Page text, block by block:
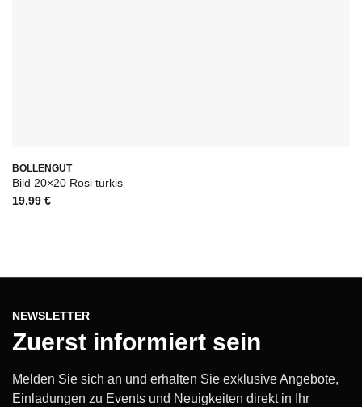
BOLLENGUT
Bild 20×20 Rosi türkis
19,99 €
NEWSLETTER
Zuerst informiert sein
Melden Sie sich an und erhalten Sie exklusive Angebote,
Einladungen zu Events und Neuigkeiten direkt in Ihr